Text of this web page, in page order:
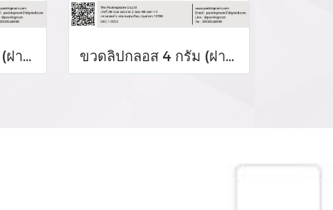
ขวดลิปกลอส 4 กรัม (ฝาสีเงิน) ขวดลิปกลอส 4 กรัม (ฝาสีโรสโกล์ด)